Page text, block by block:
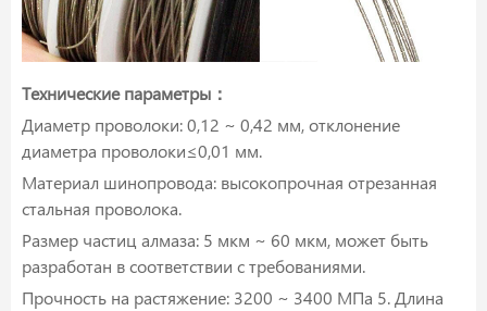
Технические параметры：
Диаметр проволоки: 0,12 ~ 0,42 мм, отклонение
диаметра проволоки≤0,01 мм.
Материал шинопровода: высокопрочная отрезанная
стальная проволока.
Размер частиц алмаза: 5 мкм ~ 60 мкм, может быть
разработан в соответствии с требованиями.
Прочность на растяжение: 3200 ~ 3400 МПа 5. Длина